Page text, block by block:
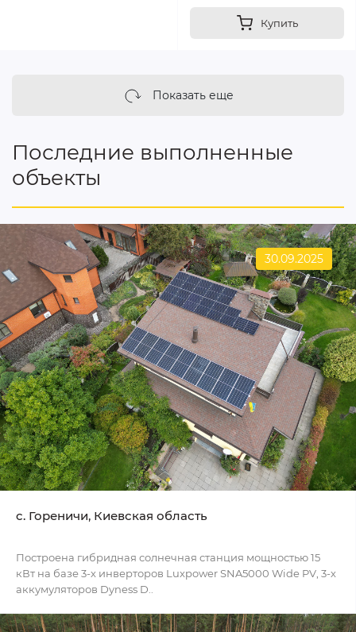
Купить
Показать еще
Последние выполненные
объекты
30.09.2025
c. Гореничи, Киевская область
Построена гибридная солнечная станция мощностью 15
кВт на базе 3-х инверторов Luxpower SNA5000 Wide PV, 3-х
аккумуляторов Dyness D..